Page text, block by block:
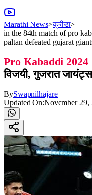
Marathi News>क्रीडा>
in the 84th match of pro
paltan defeated gujarat
Pro Kabaddi 2024
विजयी, गुजरात
BySwapnilhajare
Updated On:November 29,